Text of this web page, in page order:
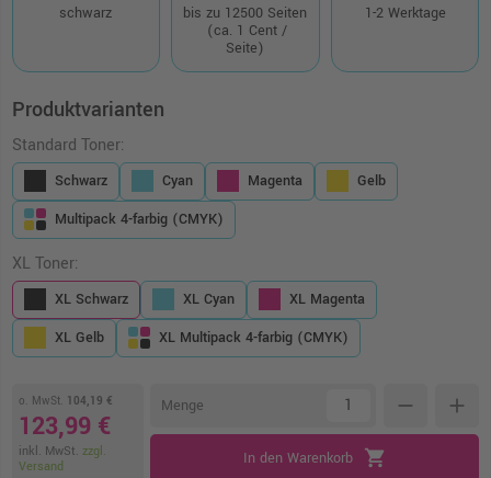
schwarz
bis zu 12500 Seiten
(ca. 1 Cent /
Seite)
1-2 Werktage
Produktvarianten
Standard Toner:
Schwarz Cyan Magenta
Gelb
Multipack 4-farbig (CMYK)
XL Toner:
XL Schwarz XL Cyan
XL Magenta
XL Gelb
XL Multipack 4-farbig (CMYK)
o. MwSt. 104,19 €
123,99 €
inkl. MwSt. zzgl.
Versand
Menge remove add
In den Warenkorb shopping_cart